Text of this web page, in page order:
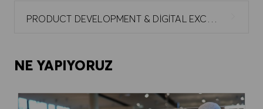
NE YAPIYORUZ